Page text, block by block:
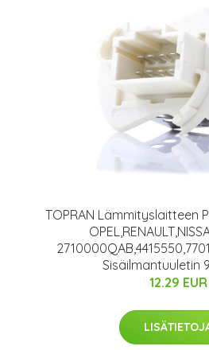
TOPRAN Lämmityslaitteen
Sisäilmantuuletin
12.29 EUR